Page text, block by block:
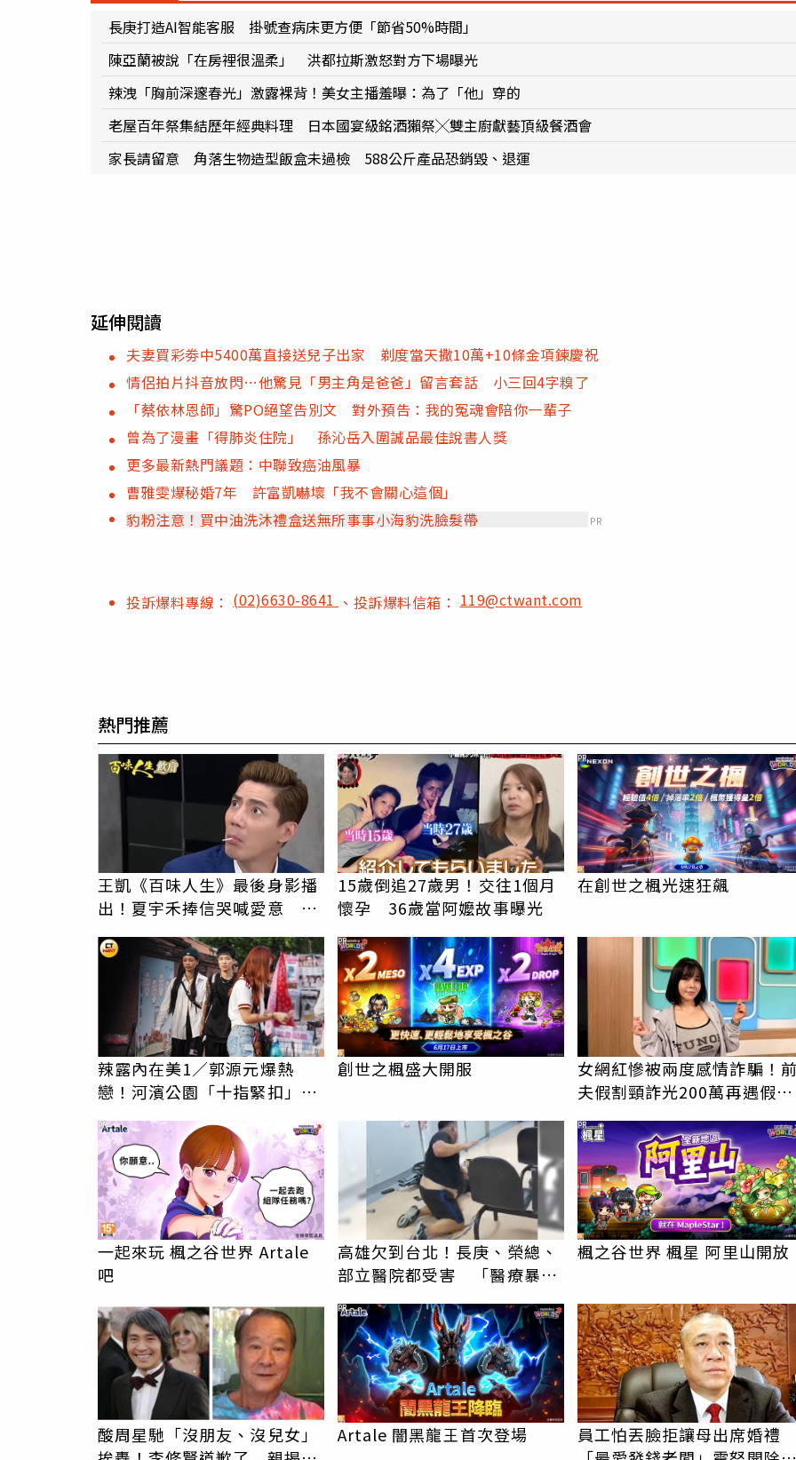
長庚打造AI智能客服 掛號查病床更方便「節省50%時間」
陳亞蘭被說「在房裡很溫柔」 洪都拉斯激怒對方下場曝光
辣洩「胸前深邃春光」激露裸背！美女主播羞曝：為了「他」穿的
老屋百年祭集結歷年經典料理 日本國宴級銘酒獺祭╳雙主廚獻藝頂級餐酒會
家長請留意 角落生物造型飯盒未過檢 588公斤產品恐銷毀、退運
延伸閱讀
夫妻買彩劵中5400萬直接送兒子出家 剃度當天撒10萬+10條金項鍊慶祝
情侶拍片抖音放閃…他驚見「男主角是爸爸」留言套話 小三回4字糗了
「蔡依林恩師」驚PO絕望告別文 對外預告：我的冤魂會陪你一輩子
曾為了漫畫「得肺炎住院」 孫沁岳入圍誠品最佳說書人獎
更多最新熱門議題：中聯致癌油風暴
曹雅雯爆秘婚7年 許富凱嚇壞「我不會關心這個」
豹粉注意！買中油洗沐禮盒送無所事事小海豹洗臉髮帶
PR
投訴爆料專線： (02)6630-8641 、投訴爆料信箱：119@ctwant.com
熱門推薦
王凱《百味人生》最後身影播
出！夏宇禾捧信哭喊愛意 劇
迷全破防
15歲倒追27歲男！交往1個月
懷孕 36歲當阿嬤故事曝光
在創世之楓光速狂飆
PR
辣露內在美1／郭源元爆熱
戀！河濱公園「十指緊扣」帥
創世之楓盛大開服
PR
女網紅慘被兩度感情詐騙！
夫假割頸詐光200萬再遇假富
一起來玩 楓之谷世界 Artale
吧
PR
高雄欠到台北！長庚、榮總、
部立醫院都受害 「醫療暴力
楓之谷世界 楓星 阿里山開放
PR
酸周星馳「沒朋友、沒兒女」
Artale 闇黑龍王首次登場
PR
員工怕丟臉拒讓母出席婚